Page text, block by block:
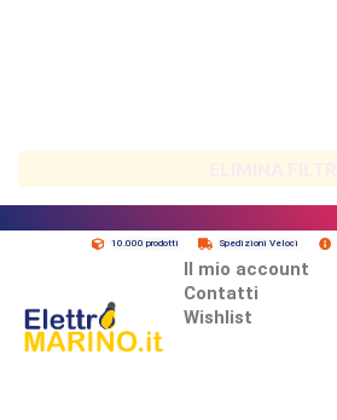
Prodotti
10.000 prodotti Spedizioni Veloci
Il mio account
Contatti
Wishlist